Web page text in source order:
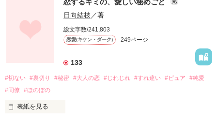
封じたはずの心を呼び覚ます
貴方への想いを忘れたはずなのに
SASAOKA　ERI
派遣社員　28歳
※11月10日書籍発売のため、10月7日より試し読み部分のみの
公開となります。まだ途中だった読者さま方、ごめんなさい※
ちょっとした出来心で、上司を誘ってみました。
んです。
恋するキミの、愛しい秘めごと 完
日向結枝／著
総文字数/241,803
恋愛(キケン・ダーク) 249ページ
133
#切ない #裏切り #秘密 #大人の恋 #じれじれ #すれ違い #ピュア
#純愛
#同僚 #ほのぼの
表紙を見る